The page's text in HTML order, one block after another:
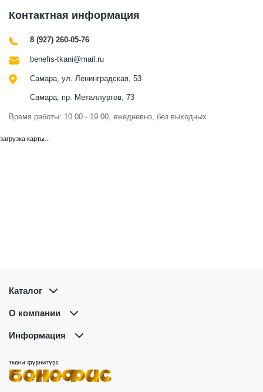
Контактная информация
8 (927) 260-05-76
benefis-tkani@mail.ru
Самара, ул. Ленинградская, 53
Самара, пр. Металлургов, 73
Время работы: 10.00 - 19.00, ежедневно, без выходных
загрузка карты...
Каталог
О компании
Информация